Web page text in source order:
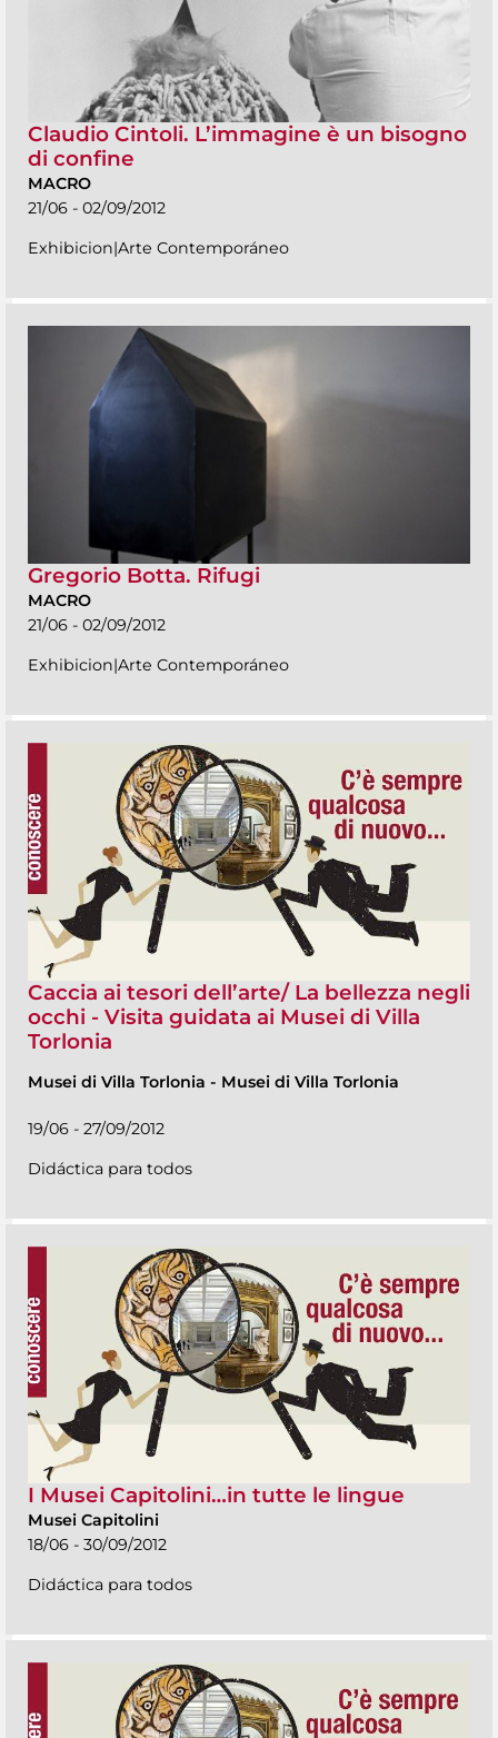
Claudio Cintoli. L’immagine è un bisogno
di confine
MACRO
21/06 - 02/09/2012
Exhibicion|Arte Contemporáneo
Gregorio Botta. Rifugi
MACRO
21/06 - 02/09/2012
Exhibicion|Arte Contemporáneo
Caccia ai tesori dell’arte/ La bellezza negli
occhi - Visita guidata ai Musei di Villa
Torlonia
Musei di Villa Torlonia - Musei di Villa Torlonia
19/06 - 27/09/2012
Didáctica para todos
I Musei Capitolini…in tutte le lingue
Musei Capitolini
18/06 - 30/09/2012
Didáctica para todos